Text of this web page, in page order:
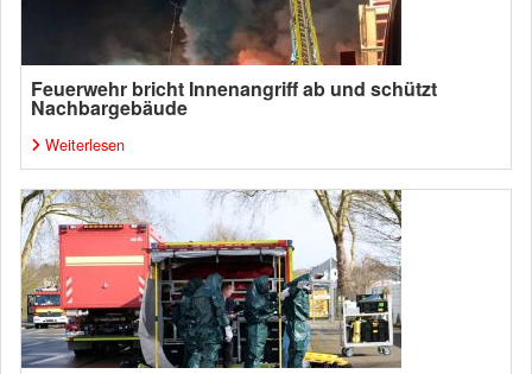
Feuerwehr bricht Innenangriff ab und schützt
Nachbargebäude
Weiterlesen